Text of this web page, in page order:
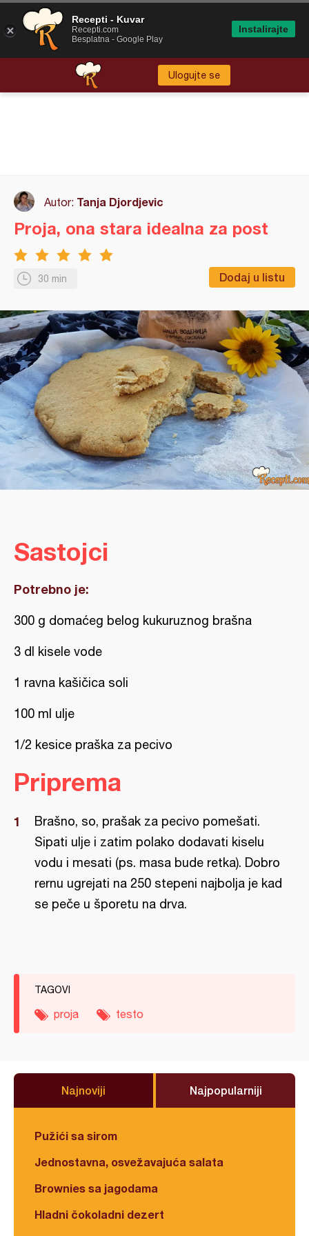
Ulogujte se
Autor: Tanja Djordjevic
30 min Dodaj u listu
Proja, ona stara idealna za post
Sastojci
Potrebno je:
300 g domaćeg belog kukuruznog brašna
3 dl kisele vode
1 ravna kašičica soli
100 ml ulje
1/2 kesice praška za pecivo
Priprema
Brašno, so, prašak za pecivo pomešati.
Sipati ulje i zatim polako dodavati kiselu
vodu i mesati (ps. masa bude retka). Dobro
rernu ugrejati na 250 stepeni najbolja je kad
se peče u šporetu na drva.
TAGOVI
proja testo
Najnoviji Najpopularniji
Pužići sa sirom
Jednostavna, osvežavajuća salata
Brownies sa jagodama
Hladni čokoladni dezert
Recepti - Kuvar
Recepti.com
Besplatna - Google Play
Instalirajte